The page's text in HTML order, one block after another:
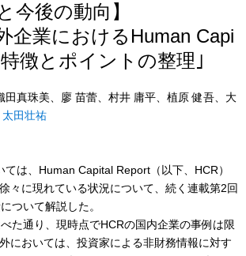
今後の動向】
企業におけるHuman Capi
徴とポイントの整理｣
真珠美、廖 苗蕾、村井 庸平、植原 健吾、大
太田壮祐
は、Human Capital Report（以下、HCR）
々に現れている状況について、続く連載第2回
ついて解説した。
た通り、現時点でHCRの国内企業の事例は限
においては、投資家による非財務情報に対す